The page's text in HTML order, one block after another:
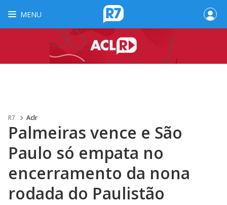
MENU
R7 Aclr
Palmeiras vence e São
Paulo só empata no
encerramento da nona
rodada do Paulistão